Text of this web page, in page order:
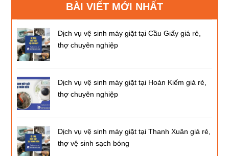
BÀI VIẾT MỚI NHẤT
Dịch vụ vệ sinh máy giặt tại Cầu Giấy giá rẻ,
thợ chuyên nghiệp
Dịch vụ vệ sinh máy giặt tại Hoàn Kiếm giá rẻ,
thợ chuyên nghiệp
Dịch vụ vệ sinh máy giặt tại Thanh Xuân giá rẻ,
thợ vệ sinh sạch bóng